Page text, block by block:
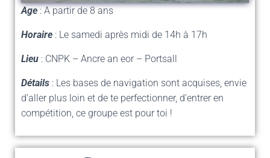
Age : A partir de 8 ans
Horaire : Le samedi après midi de 14h à 17h
Lieu : CNPK – Ancre an eor – Portsall
Détails : Les bases de navigation sont acquises, envie
d’aller plus loin et de te perfectionner, d’entrer en
compétition, ce groupe est pour toi !